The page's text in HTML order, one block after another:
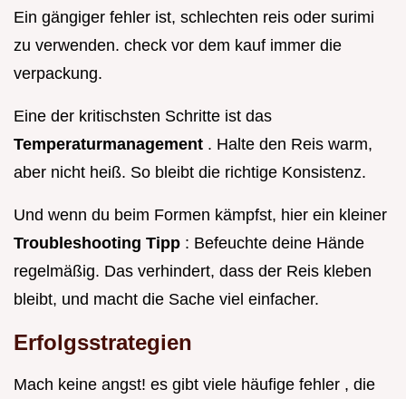
Ein gängiger fehler ist, schlechten reis oder surimi
zu verwenden. check vor dem kauf immer die
verpackung.
Eine der kritischsten Schritte ist das
Temperaturmanagement . Halte den Reis warm,
aber nicht heiß. So bleibt die richtige Konsistenz.
Und wenn du beim Formen kämpfst, hier ein kleiner
Troubleshooting Tipp : Befeuchte deine Hände
regelmäßig. Das verhindert, dass der Reis kleben
bleibt, und macht die Sache viel einfacher.
Erfolgsstrategien
Mach keine angst! es gibt viele häufige fehler , die